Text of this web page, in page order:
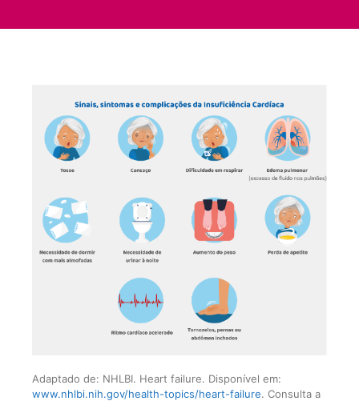
Adaptado de: NHLBI. Heart failure. Disponível em:
www.nhlbi.nih.gov/health-topics/heart-failure. Consulta a